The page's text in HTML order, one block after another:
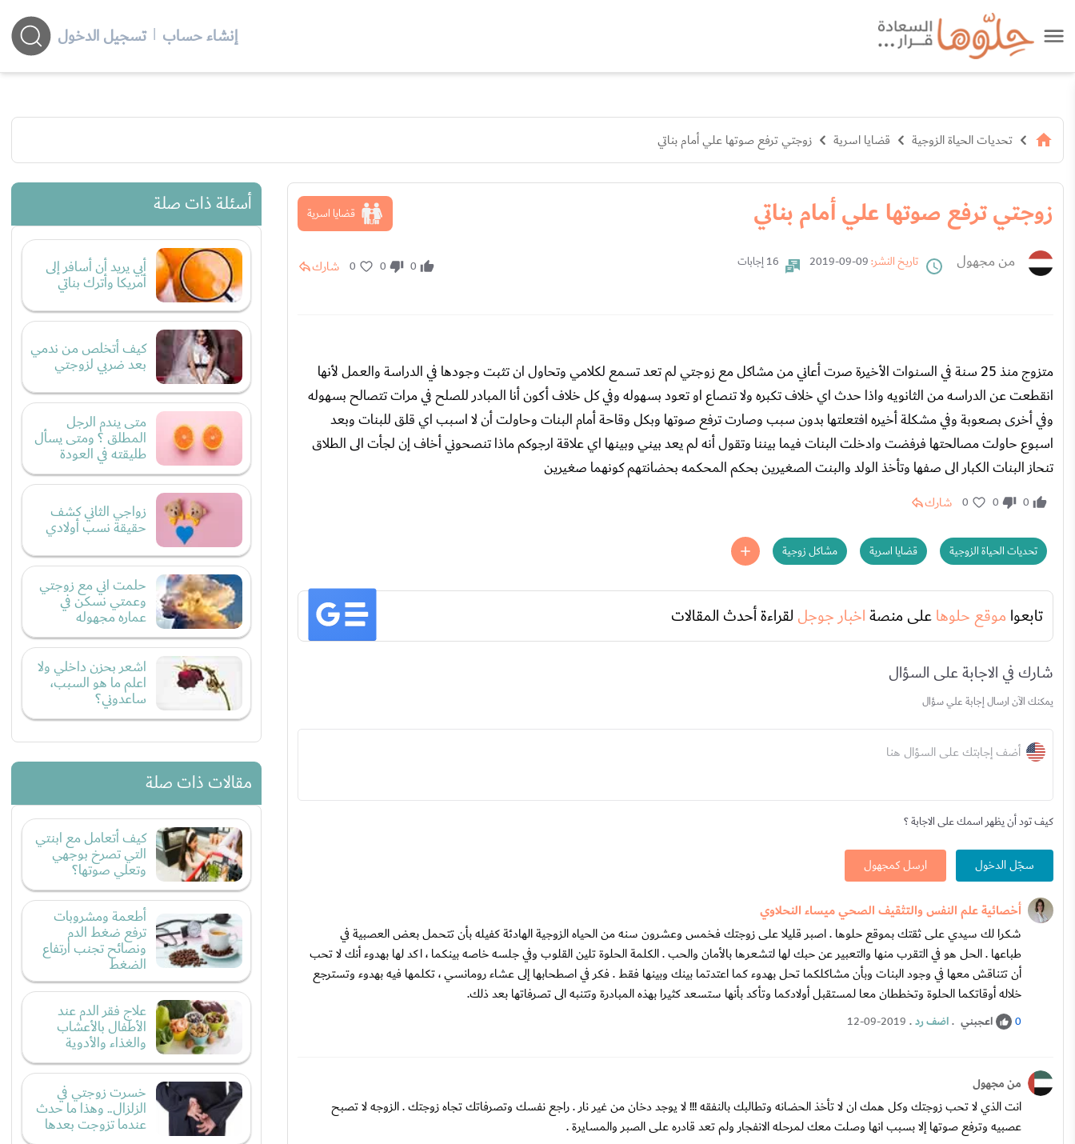
إنشاء حساب | تسجيل الدخول
تحديات الحياة الزوجية قضايا اسرية زوجتي ترفع صوتها علي أمام بناتي
زوجتي ترفع صوتها علي أمام بناتي قضايا اسرية
من مجهول تاريخ النشر: 16 إجابات 0
0
0 شارك
متزوج منذ 25 سنة في السنوات الأخيرة صرت أعاني من مشاكل مع زوجتي لم تعد تسمع لكلامي وتحاول ان تثبت وجودها في الدراسة والعمل لأنها
انقطعت عن الدراسه من الثانويه واذا حدث اي خلاف تكبره ولا تنصاع او تعود بسهوله وفي كل خلاف أكون أنا المبادر للصلح في مرات تتصالح بسهوله
وفي أخرى بصعوبة وفي مشكلة أخيره افتعلتها بدون سبب وصارت ترفع صوتها وبكل وقاحة أمام البنات وحاولت أن لا اسبب اي قلق للبنات وبعد
اسبوع حاولت مصالحتها فرفضت وادخلت البنات فيما بيننا وتقول أنه لم يعد بيني وبينها اي علاقة ارجوكم ماذا تنصحوني أخاف إن لجأت الى الطلاق
تنحاز البنات الكبار الى صفها وتأخذ الولد والبنت الصغيرين بحكم المحكمه بحضانتهم كونهما صغيرين
0
0
0 شارك
تحديات الحياة الزوجية قضايا اسرية مشاكل زوجية
تابعوا موقع حلوهاعلى منصةاخبار جوجل لقراءة أحدث المقالات
شارك في الاجابة على السؤال
يمكنك الآن ارسال إجابة علي سؤال
أضف إجابتك على السؤال هنا
كيف تود أن يظهر اسمك على الاجابة ؟
سجّل الدخول ارسل كمجهول
أخصائية علم النفس والتثقيف الصحي ميساء النحلاوي
شكرا لك سيدي على ثقتك بموقع حلوها . اصبر قليلا على زوجتك فخمس وعشرون سنه من الحياه الزوجية الهادئة كفيله بأن تتحمل بعض العصبية في
طباعها . الحل هو في التقرب منها والتعبير عن حبك لها لتشعرها بالأمان والحب . الكلمة الحلوة تلين القلوب وفي جلسه خاصه بينكما ، اكد لها بهدوء أنك لا تحب
أن تتناقش معها في وجود البنات وبأن مشاكلكما تحل بهدوء كما اعتدتما بينك وبينها فقط . فكر في اصطحابها إلى عشاء رومانسي ، تكلمها فيه بهدوء وتسترجع
خلاله أوقاتكما الحلوة وتخططان معا لمستقبل أولادكما وتأكد بأنها ستسعد كثيرا بهذه المبادرة وتتنبه الى تصرفاتها بعد ذلك.
0 اعجبني .اضف رد.
12-09-2019
من مجهول
انت الذي لا تحب زوجتك وكل همك ان لا تأخذ الحضانه وتطالبك بالنفقه !!! لا يوجد دخان من غير نار . راجع نفسك وتصرفاتك تجاه زوجتك . الزوجه لا تصبح
عصبيه وترفع صوتها إلا بسبب انها وصلت معك لمرحله الانفجار ولم تعد قادره على الصبر والمسايرة .
أسئلة ذات صلة
أبي يريد أن أسافر إلى
أمريكا وأترك بناتي
كيف أتخلص من ندمي
بعد ضربي لزوجتي
متى يندم الرجل
المطلق ؟ ومتى يسأل
طليقته في العودة
زواجي الثاني كشف
حقيقة نسب أولادي
حلمت اني مع زوجتي
وعمتي نسكن في
عماره مجهوله
اشعر بحزن داخلي ولا
اعلم ما هو السبب،
ساعدوني؟
مقالات ذات صلة
كيف أتعامل مع ابنتي
التي تصرخ بوجهي
وتعلي صوتها؟
أطعمة ومشروبات
ترفع ضغط الدم
ونصائح تجنب ارتفاع
الضغط
علاج فقر الدم عند
الأطفال بالأعشاب
والغذاء والأدوية
خسرت زوجتي في
الزلزال.. وهذا ما حدث
عندما تزوجت بعدها